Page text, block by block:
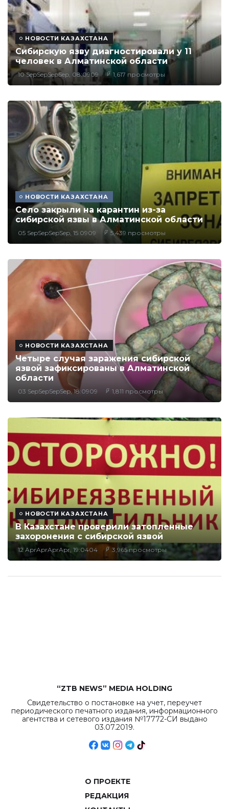
НОВОСТИ КАЗАХСТАНА
Сибирскую язву диагностировали у 11
человек в Алматинской области
10 SepSepSepSep, 08:0909 1,617 просмотры
НОВОСТИ КАЗАХСТАНА
Село закрыли на карантин из-за
сибирской язвы в Алматинской области
05 SepSepSepSep, 15:0909 5,439 просмотры
НОВОСТИ КАЗАХСТАНА
Четыре случая заражения сибирской
язвой зафиксированы в Алматинской
области
03 SepSepSepSep, 18:0909 1,811 просмотры
НОВОСТИ КАЗАХСТАНА
В Казахстане проверили затопленные
захоронения с сибирской язвой
12 AprAprAprApr, 19:0404 3,965 просмотры
“ZTB NEWS” MEDIA HOLDING
Свидетельство о постановке на учет, переучет
периодического печатного издания, информационного
агентства и сетевого издания №17772-СИ выдано
03.07.2019.
О ПРОЕКТЕ
РЕДАКЦИЯ